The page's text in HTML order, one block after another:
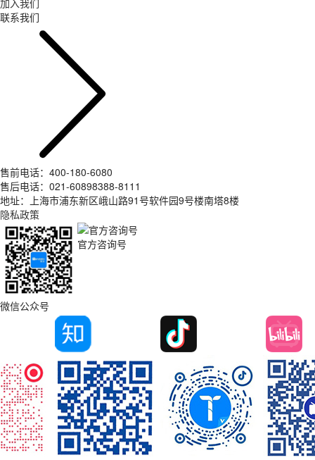
加入我们
联系我们
售前电话：400-180-6080
售后电话：021-60898388-8111
地址：上海市浦东新区峨山路91号软件园9号楼南塔8楼
隐私政策
微信公众号
官方咨询号